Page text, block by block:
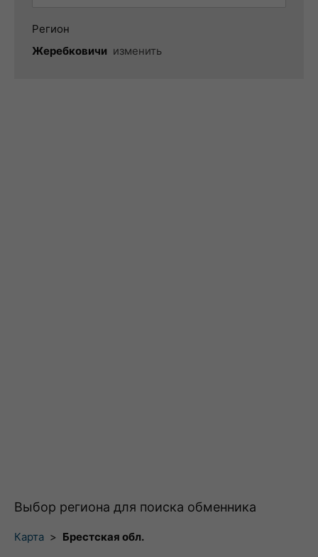
Регион
Жеребковичи изменить
Выбор региона для поиска обменника
Карта > Брестская обл.